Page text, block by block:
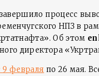
процесс
НПЗ в
Об этом
директора
9 февраля по 26 мая.